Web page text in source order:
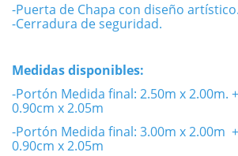
-Puerta de Chapa con diseño artístico.
-Cerradura de seguridad.
Medidas disponibles:
-Portón Medida final: 2.50m x 2.00m.
0.90cm x 2.05m
-Portón Medida final: 3.00m x 2.00m
0.90cm x 2.05m